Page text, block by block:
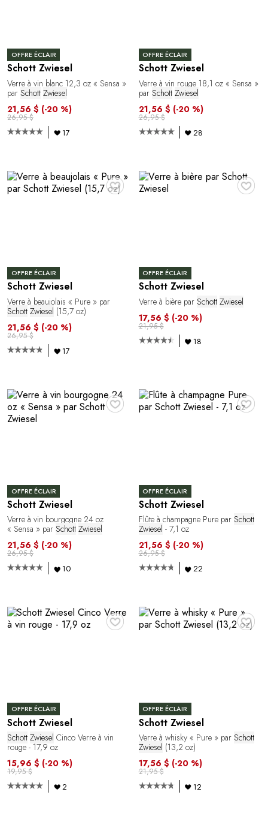
OFFRE ÉCLAIR
Schott Zwiesel
Verre à vin blanc 12,3 oz « Sensa »
par Schott Zwiesel
21,56 $ (-20 %)
26,95 $
17
OFFRE ÉCLAIR
Schott Zwiesel
Verre à vin rouge 18,1 oz « Sensa »
par Schott Zwiesel
21,56 $ (-20 %)
26,95 $
28
♥
OFFRE ÉCLAIR
Schott Zwiesel
Verre à beaujolais « Pure » par
Schott Zwiesel (15,7 oz)
21,56 $ (-20 %)
26,95 $
17
♥
OFFRE ÉCLAIR
Schott Zwiesel
Verre à bière par Schott Zwiesel
17,56 $ (-20 %)
21,95 $
18
♥
OFFRE ÉCLAIR
Schott Zwiesel
Verre à vin bourgogne 24 oz
« Sensa » par Schott Zwiesel
21,56 $ (-20 %)
26,95 $
10
♥
OFFRE ÉCLAIR
Schott Zwiesel
Flûte à champagne Pure par Schott
Zwiesel - 7,1 oz
21,56 $ (-20 %)
26,95 $
22
♥
OFFRE ÉCLAIR
Schott Zwiesel
Schott Zwiesel Cinco Verre à vin
rouge - 17,9 oz
15,96 $ (-20 %)
19,95 $
2
♥
OFFRE ÉCLAIR
Schott Zwiesel
Verre à whisky « Pure » par Schott
Zwiesel (13,2 oz)
17,56 $ (-20 %)
21,95 $
12